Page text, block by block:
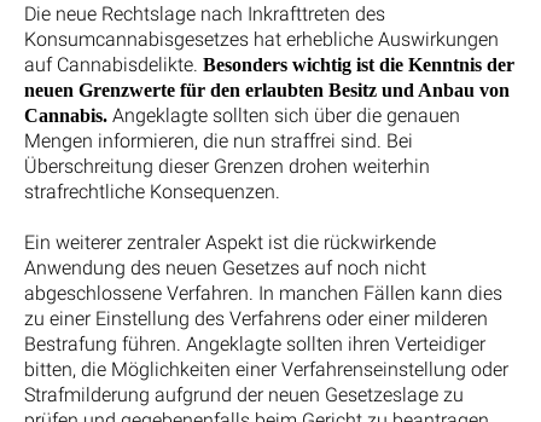
Die neue Rechtslage nach Inkrafttreten des
Konsumcannabisgesetzes hat erhebliche Auswirkungen
auf Cannabisdelikte. Besonders wichtig ist die Kenntnis der
neuen Grenzwerte für den erlaubten Besitz und Anbau von
Cannabis. Angeklagte sollten sich über die genauen
Mengen informieren, die nun straffrei sind. Bei
Überschreitung dieser Grenzen drohen weiterhin
strafrechtliche Konsequenzen.
Ein weiterer zentraler Aspekt ist die rückwirkende
Anwendung des neuen Gesetzes auf noch nicht
abgeschlossene Verfahren. In manchen Fällen kann dies
zu einer Einstellung des Verfahrens oder einer milderen
Bestrafung führen. Angeklagte sollten ihren Verteidiger
bitten, die Möglichkeiten einer Verfahrenseinstellung oder
Strafmilderung aufgrund der neuen Gesetzeslage zu